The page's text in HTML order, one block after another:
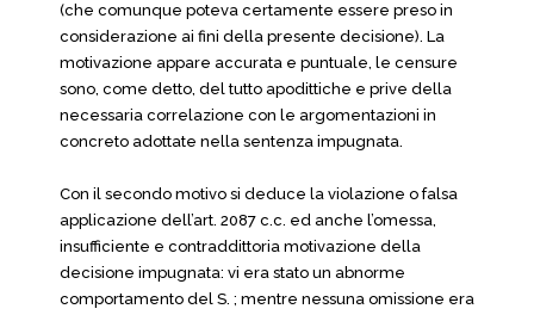
(che comunque poteva certamente essere preso in
considerazione ai fini della presente decisione). La
motivazione appare accurata e puntuale, le censure
sono, come detto, del tutto apodittiche e prive della
necessaria correlazione con le argomentazioni in
concreto adottate nella sentenza impugnata.
Con il secondo motivo si deduce la violazione o falsa
applicazione dell’art. 2087 c.c. ed anche l’omessa,
insufficiente e contraddittoria motivazione della
decisione impugnata: vi era stato un abnorme
comportamento del S. ; mentre nessuna omissione era